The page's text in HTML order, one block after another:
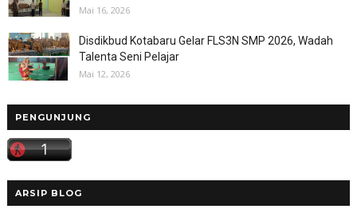
Mai 16, 2026
Disdikbud Kotabaru Gelar FLS3N SMP 2026, Wadah
Talenta Seni Pelajar
Mai 12, 2026
PENGUNJUNG
ARSIP BLOG